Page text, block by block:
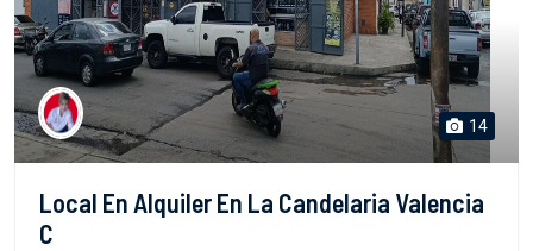
14
Local En Alquiler En La Candelaria Valencia
C